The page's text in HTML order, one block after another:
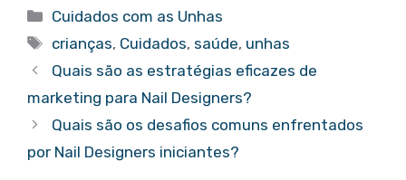
Categorias
Cuidados com as Unhas
Tags
crianças, Cuidados, saúde, unhas
Quais são as estratégias eficazes de
marketing para Nail Designers?
Quais são os desafios comuns enfrentados
por Nail Designers iniciantes?